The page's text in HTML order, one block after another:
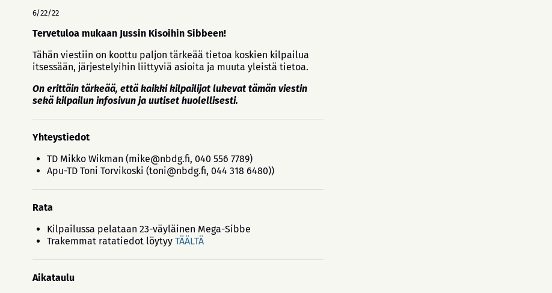
6/22/22
Tervetuloa mukaan Jussin Kisoihin Sibbeen!
Tähän viestiin on koottu paljon tärkeää tietoa koskien kilpailua
itsessään, järjestelyihin liittyviä asioita ja muuta yleistä tietoa.
On erittäin tärkeää, että kaikki kilpailijat lukevat tämän viestin
sekä kilpailun infosivun ja uutiset huolellisesti.
Yhteystiedot
TD Mikko Wikman (mike@nbdg.fi, 040 556 7789)
Apu-TD Toni Torvikoski (toni@nbdg.fi, 044 318 6480))
Rata
Kilpailussa pelataan 23-väyläinen Mega-Sibbe
Trakemmat ratatiedot löytyy TÄÄLTÄ
Aikataulu